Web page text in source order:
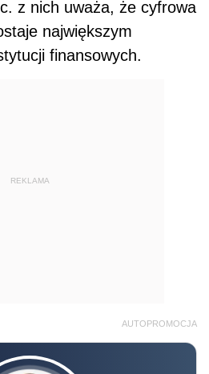
z nich uważa, że cyfrowa
największym
finansowych.
REKLAMA
AUTOPROMOCJA